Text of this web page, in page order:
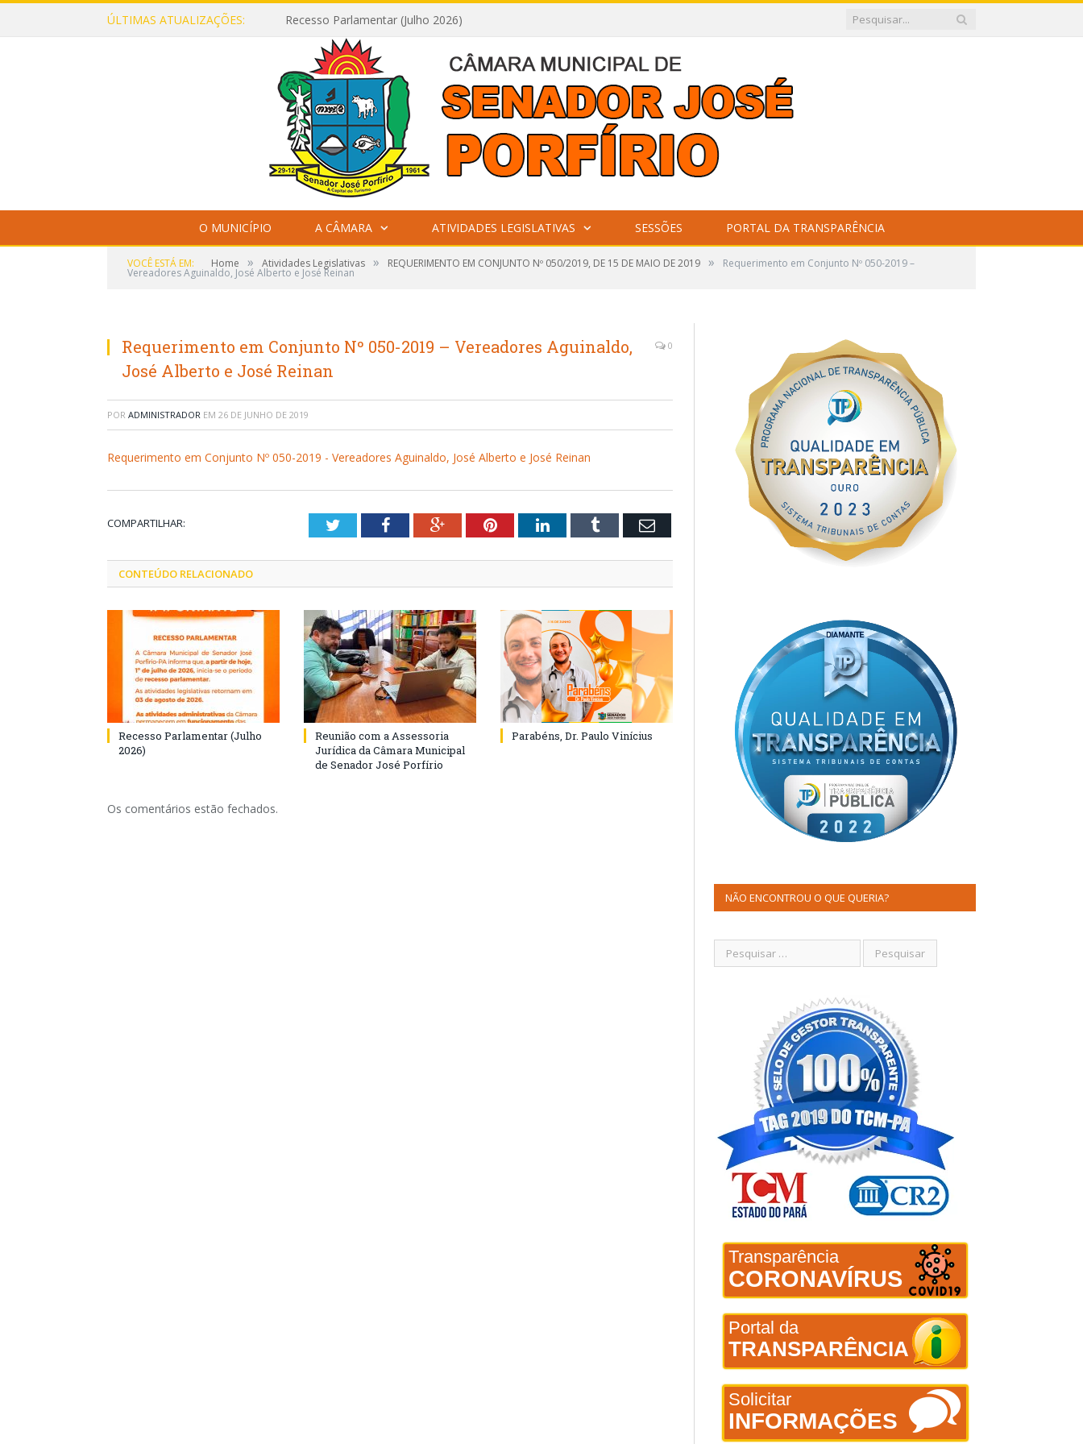
ÚLTIMAS ATUALIZAÇÕES: Recesso Parlamentar (Julho 2026)
O MUNICÍPIO A CÂMARA ATIVIDADES LEGISLATIVAS SESSÕES PORTAL DA TRANSPARÊNCIA
VOCÊ ESTÁ EM: Home » Atividades Legislativas » REQUERIMENTO EM CONJUNTO Nº 050/2019, DE 15 DE MAIO DE 2019 » Requerimento em Conjunto Nº 050-2019 –
Vereadores Aguinaldo, José Alberto e José Reinan
Requerimento em Conjunto Nº 050-2019 – Vereadores Aguinaldo,
José Alberto e José Reinan
0
POR ADMINISTRADOR EM 26 DE JUNHO DE 2019
Requerimento em Conjunto Nº 050-2019 - Vereadores Aguinaldo, José Alberto e José Reinan
COMPARTILHAR: TwitterFacebookGoogle+PinterestLinkedInTumblr Email
CONTEÚDO RELACIONADO
Recesso Parlamentar (Julho
2026)
Reunião com a Assessoria
Jurídica da Câmara Municipal
de Senador José Porfírio
Parabéns, Dr. Paulo Vinícius
Os comentários estão fechados.
NÃO ENCONTROU O QUE QUERIA?
Transparência
CORONAVÍRUS
Portal da
TRANSPARÊNCIA
Solicitar
INFORMAÇÕES